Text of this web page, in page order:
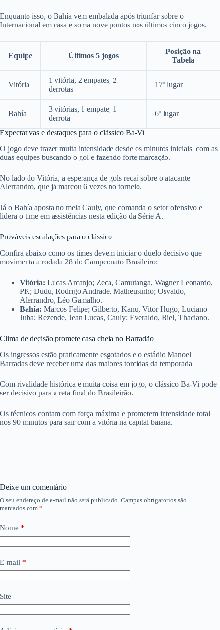
Enquanto isso, o Bahía vem embalada após triunfar sobre o
Internacional em casa e soma nove pontos nos últimos cinco jogos.
Equipe Últimos 5 jogos
Posição na
Tabela
Vitória
1 vitória, 2 empates, 2
derrotas
17º lugar
Bahía
3 vitórias, 1 empate, 1
derrota
6º lugar
Expectativas e destaques para o clássico Ba-Vi
O jogo deve trazer muita intensidade desde os minutos iniciais, com as
duas equipes buscando o gol e fazendo forte marcação.
No lado do Vitória, a esperança de gols recai sobre o atacante
Alerrandro, que já marcou 6 vezes no torneio.
Já o Bahía aposta no meia Cauly, que comanda o setor ofensivo e
lidera o time em assistências nesta edição da Série A.
Prováveis escalações para o clássico
Confira abaixo como os times devem iniciar o duelo decisivo que
movimenta a rodada 28 do Campeonato Brasileiro:
Vitória: Lucas Arcanjo; Zeca, Camutanga, Wagner Leonardo,
PK; Dudu, Rodrigo Andrade, Matheusinho; Osvaldo,
Alerrandro, Léo Gamalho.
Bahía: Marcos Felipe; Gilberto, Kanu, Vitor Hugo, Luciano
Juba; Rezende, Jean Lucas, Cauly; Everaldo, Biel, Thaciano.
Clima de decisão promete casa cheia no Barradão
Os ingressos estão praticamente esgotados e o estádio Manoel
Barradas deve receber uma das maiores torcidas da temporada.
Com rivalidade histórica e muita coisa em jogo, o clássico Ba-Vi pode
ser decisivo para a reta final do Brasileirão.
Os técnicos contam com força máxima e prometem intensidade total
nos 90 minutos para sair com a vitória na capital baiana.
Deixe um comentário
O seu endereço de e-mail não será publicado. Campos obrigatórios são
marcados com *
Nome *
E-mail *
Site